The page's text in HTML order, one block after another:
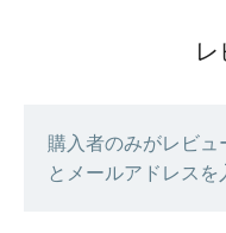
購入者のみがレビ
とメールアドレスを